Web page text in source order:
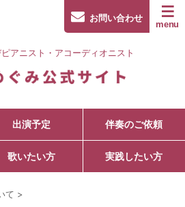
お問い合わせ
アニスト・アコーディオニスト
出演予定 伴奏のご依頼
歌いたい方 実践したい方
て >